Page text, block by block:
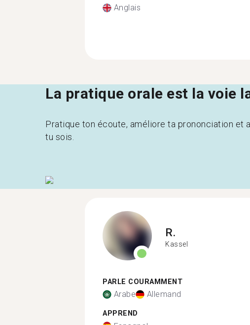
Anglais
La pratique orale est la voie
Pratique ton écoute, améliore ta prononciation et
tu sois.
R.
Kassel
PARLE COURAMMENT
Arabe Allemand
APPREND